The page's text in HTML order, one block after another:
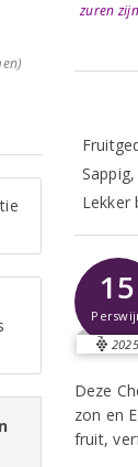
zuren
Lekker
15
2025
Deze
zon en
fruit,